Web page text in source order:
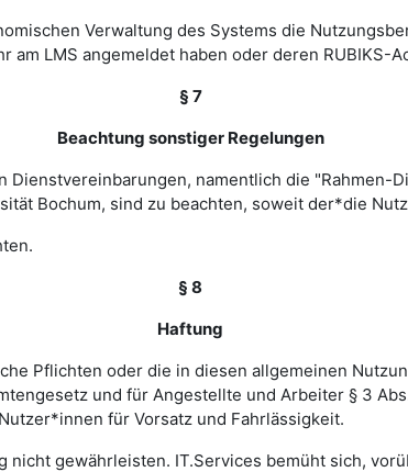
Verwaltung des Systems die
LMS angemeldet haben oder deren RUBIKS-
§ 7
Beachtung sonstiger Regelungen
namentlich die "Rahmen-
Bochum, sind zu beachten, soweit der*die
§ 8
Haftung
Pflichten oder die in diesen allgemeinen
und für Angestellte und Arbeiter § 3
für Vorsatz und Fahrlässigkeit.
gewährleisten. IT.Services bemüht sich,